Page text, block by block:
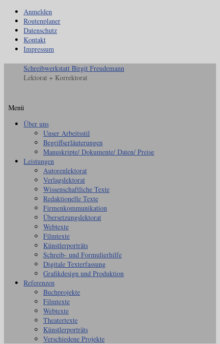
Anmelden
Routenplaner
Datenschutz
Kontakt
Impressum
Schreibwerkstatt Birgit Freudemann
Lektorat + Korrektorat
Menü
Zum
Über uns
Unser Arbeitsstil
Begriffserläuterungen
Manuskripte/ Dokumente/ Daten/ Preise
Leistungen
Autorenlektorat
Verlagslektorat
Wissenschaftliche Texte
Redaktionelle Texte
Firmenkommunikation
Übersetzungslektorat
Webtexte
Filmtexte
Künstlerporträts
Schreib- und Formulierhilfe
Digitale Texterfassung
Grafikdesign und Produktion
Referenzen
Buchprojekte
Filmtexte
Webtexte
Theatertexte
Künstlerporträts
Verschiedene Projekte